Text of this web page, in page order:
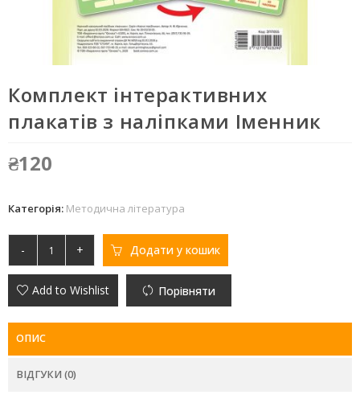
Комплект інтерактивних
плакатів з наліпками Іменник
₴120
Категорія: Методична література
- + Додати у кошик
Add to Wishlist Порівняти
ОПИС
ВІДГУКИ (0)